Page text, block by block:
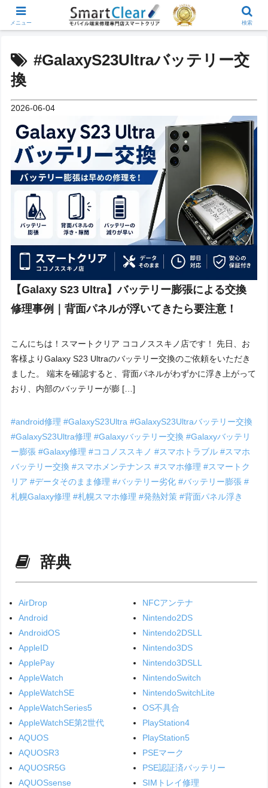
#GalaxyS23Ultraバッテリー交
換
2026-06-04
【Galaxy S23 Ultra】バッテリー膨張による交換
修理事例｜背面パネルが浮いてきたら要注意！
こんにちは！スマートクリア ココノススキノ店です！ 先日、お
客様よりGalaxy S23 Ultraのバッテリー交換のご依頼をいただき
ました。 端末を確認すると、背面パネルがわずかに浮き上がって
おり、内部のバッテリーが膨 […]
#android修理#GalaxyS23Ultra#GalaxyS23Ultraバッテリー交換
#GalaxyS23Ultra修理#Galaxyバッテリー交換#Galaxyバッテリ
ー膨張#Galaxy修理#ココノススキノ#スマホトラブル#スマホ
バッテリー交換#スマホメンテナンス#スマホ修理#スマートク
リア#データそのまま修理#バッテリー劣化#バッテリー膨張#
札幌Galaxy修理#札幌スマホ修理#発熱対策#背面パネル浮き
辞典
AirDrop
Android
AndroidOS
AppleID
ApplePay
AppleWatch
AppleWatchSE
AppleWatchSeries5
AppleWatchSE第2世代
AQUOS
AQUOSR3
AQUOSR5G
AQUOSsense
NFCアンテナ
Nintendo2DS
Nintendo2DSLL
Nintendo3DS
Nintendo3DSLL
NintendoSwitch
NintendoSwitchLite
OS不具合
PlayStation4
PlayStation5
PSEマーク
PSE認証済バッテリー
SIMトレイ修理
メニュー 検索